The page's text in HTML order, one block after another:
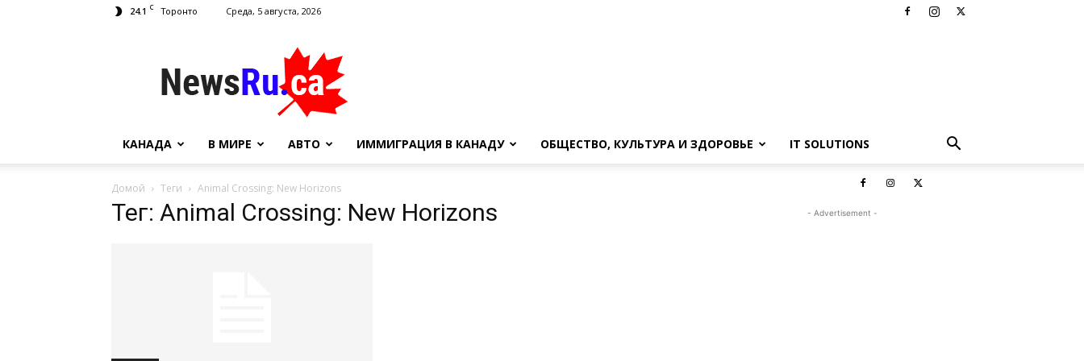
24.1 C Торонто Среда, 5 августа, 2026
NewsRu.Ca
КАНАДА В МИРЕ АВТО ИММИГРАЦИЯ В КАНАДУ ОБЩЕСТВО, КУЛЬТУРА И ЗДОРОВЬЕ IT SOLUTIONS
Домой Теги Animal Crossing: New Horizons
Тег: Animal Crossing: New Horizons - Advertisement -